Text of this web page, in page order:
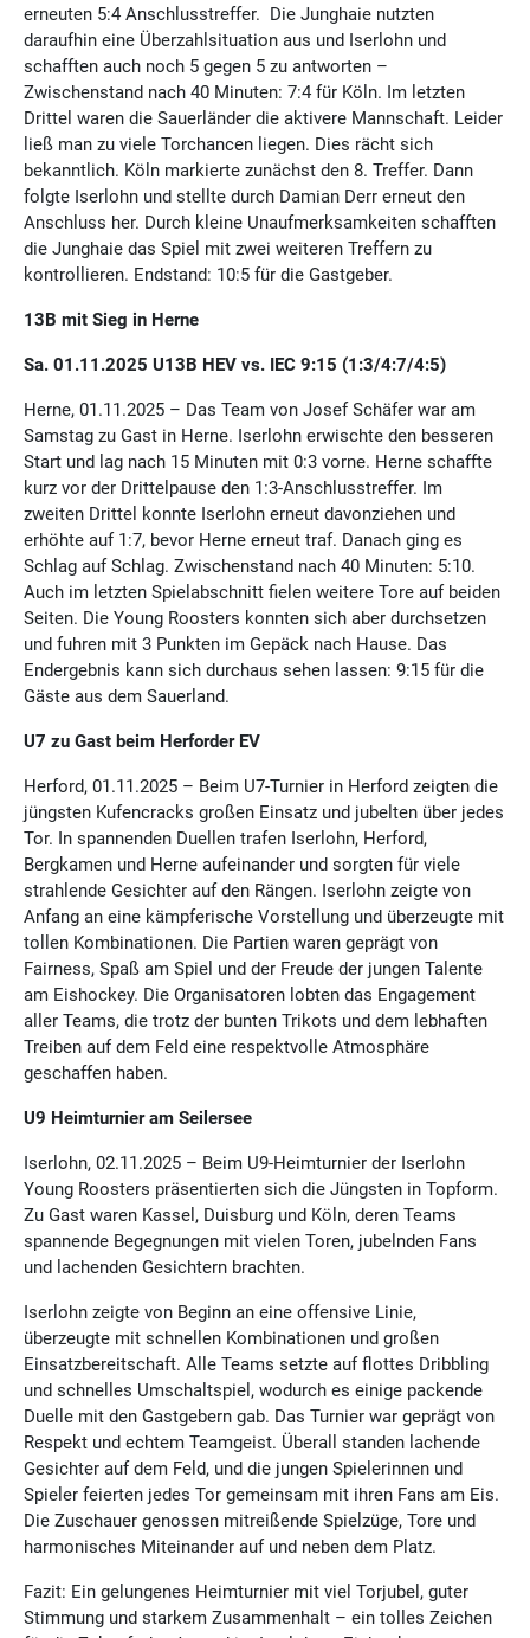
erneuten 5:4 Anschlusstreffer. Die Junghaie nutzten
daraufhin eine Überzahlsituation aus und Iserlohn und
schafften auch noch 5 gegen 5 zu antworten –
Zwischenstand nach 40 Minuten: 7:4 für Köln. Im letzten
Drittel waren die Sauerländer die aktivere Mannschaft. Leider
ließ man zu viele Torchancen liegen. Dies rächt sich
bekanntlich. Köln markierte zunächst den 8. Treffer. Dann
folgte Iserlohn und stellte durch Damian Derr erneut den
Anschluss her. Durch kleine Unaufmerksamkeiten schafften
die Junghaie das Spiel mit zwei weiteren Treffern zu
kontrollieren. Endstand: 10:5 für die Gastgeber.
13B mit Sieg in Herne
Sa. 01.11.2025 U13B HEV vs. IEC 9:15 (1:3/4:7/4:5)
Herne, 01.11.2025 – Das Team von Josef Schäfer war am
Samstag zu Gast in Herne. Iserlohn erwischte den besseren
Start und lag nach 15 Minuten mit 0:3 vorne. Herne schaffte
kurz vor der Drittelpause den 1:3-Anschlusstreffer. Im
zweiten Drittel konnte Iserlohn erneut davonziehen und
erhöhte auf 1:7, bevor Herne erneut traf. Danach ging es
Schlag auf Schlag. Zwischenstand nach 40 Minuten: 5:10.
Auch im letzten Spielabschnitt fielen weitere Tore auf beiden
Seiten. Die Young Roosters konnten sich aber durchsetzen
und fuhren mit 3 Punkten im Gepäck nach Hause. Das
Endergebnis kann sich durchaus sehen lassen: 9:15 für die
Gäste aus dem Sauerland.
U7 zu Gast beim Herforder EV
Herford, 01.11.2025 – Beim U7-Turnier in Herford zeigten die
jüngsten Kufencracks großen Einsatz und jubelten über jedes
Tor. In spannenden Duellen trafen Iserlohn, Herford,
Bergkamen und Herne aufeinander und sorgten für viele
strahlende Gesichter auf den Rängen. Iserlohn zeigte von
Anfang an eine kämpferische Vorstellung und überzeugte mit
tollen Kombinationen. Die Partien waren geprägt von
Fairness, Spaß am Spiel und der Freude der jungen Talente
am Eishockey. Die Organisatoren lobten das Engagement
aller Teams, die trotz der bunten Trikots und dem lebhaften
Treiben auf dem Feld eine respektvolle Atmosphäre
geschaffen haben.
U9 Heimturnier am Seilersee
Iserlohn, 02.11.2025 – Beim U9-Heimturnier der Iserlohn
Young Roosters präsentierten sich die Jüngsten in Topform.
Zu Gast waren Kassel, Duisburg und Köln, deren Teams
spannende Begegnungen mit vielen Toren, jubelnden Fans
und lachenden Gesichtern brachten.
Iserlohn zeigte von Beginn an eine offensive Linie,
überzeugte mit schnellen Kombinationen und großen
Einsatzbereitschaft. Alle Teams setzte auf flottes Dribbling
und schnelles Umschaltspiel, wodurch es einige packende
Duelle mit den Gastgebern gab. Das Turnier war geprägt von
Respekt und echtem Teamgeist. Überall standen lachende
Gesichter auf dem Feld, und die jungen Spielerinnen und
Spieler feierten jedes Tor gemeinsam mit ihren Fans am Eis.
Die Zuschauer genossen mitreißende Spielzüge, Tore und
harmonisches Miteinander auf und neben dem Platz.
Fazit: Ein gelungenes Heimturnier mit viel Torjubel, guter
Stimmung und starkem Zusammenhalt – ein tolles Zeichen